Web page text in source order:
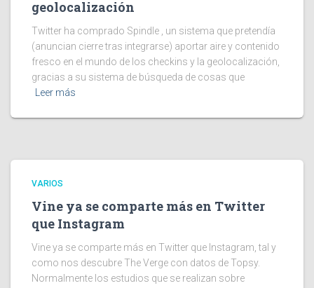
geolocalización
Twitter ha comprado Spindle , un sistema que pretendía
(anuncian cierre tras integrarse) aportar aire y contenido
fresco en el mundo de los checkins y la geolocalización,
gracias a su sistema de búsqueda de cosas que
Leer más
VARIOS
Vine ya se comparte más en Twitter
que Instagram
Vine ya se comparte más en Twitter que Instagram, tal y
como nos descubre The Verge con datos de Topsy.
Normalmente los estudios que se realizan sobre